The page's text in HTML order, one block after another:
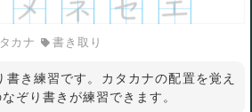
カナ 書き取り
き練習です。カタカナの配置を覚え
ぞり書きが練習できます。